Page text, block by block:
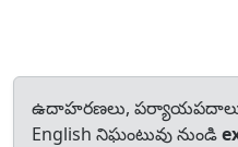
ఉదాహరణలు,
English నిఘంటువు నుండి